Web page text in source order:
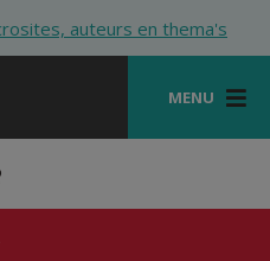
auteurs en thema's
MENU